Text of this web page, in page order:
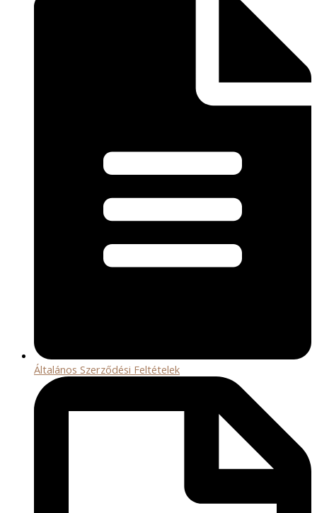
Általános Szerződési Feltételek